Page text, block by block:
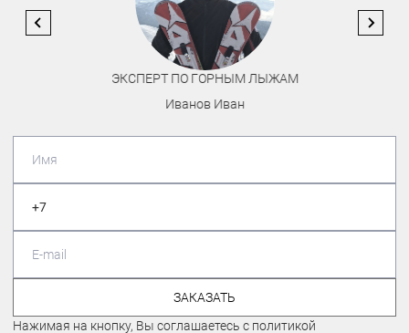
ЭКСПЕРТ ПО ГОРНЫМ ЛЫЖАМ
Иванов Иван
ЗАКАЗАТЬ
Нажимая на кнопку, Вы соглашаетесь с политикой